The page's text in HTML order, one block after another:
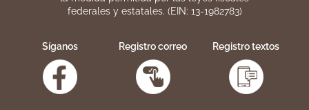
federales y estatales. (EIN: 13-1982783)
Síganos Registro correo Registro textos